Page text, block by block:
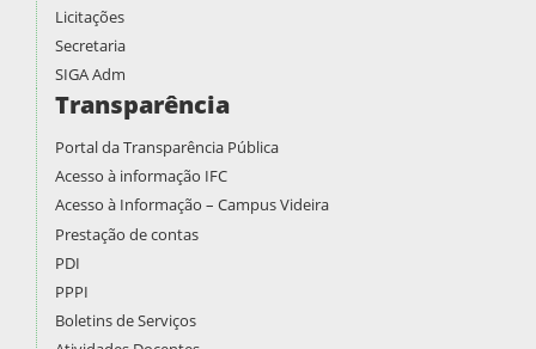
Licitações
Secretaria
SIGA Adm
Transparência
Portal da Transparência Pública
Acesso à informação IFC
Acesso à Informação – Campus Videira
Prestação de contas
PDI
PPPI
Boletins de Serviços